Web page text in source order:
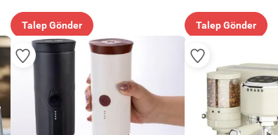
Talep Gönder Talep Gönder